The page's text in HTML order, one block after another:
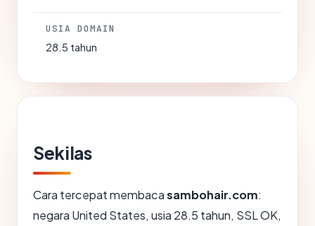
USIA DOMAIN
28.5 tahun
Sekilas
Cara tercepat membacasambohair.com:
negara United States, usia 28.5 tahun, SSL OK,